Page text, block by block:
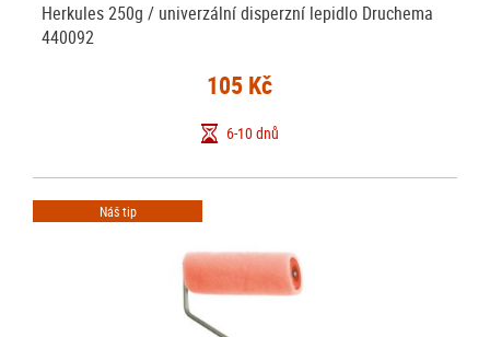
Herkules 250g / univerzální disperzní lepidlo Druchema
440092
105 Kč
6-10 dnů
Náš tip